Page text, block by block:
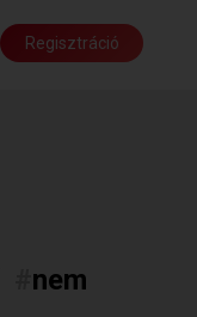
Regisztráció
nem